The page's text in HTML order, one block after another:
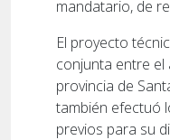
mandatario, de
El proyecto
conjunta entre el
provincia de
también efectuó
previos para su